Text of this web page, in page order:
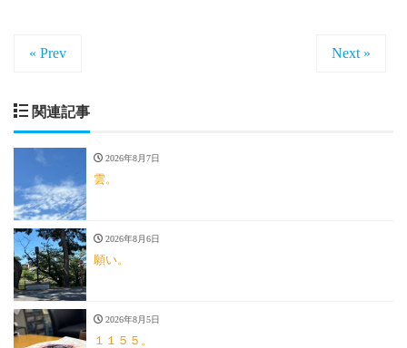
« Prev Next »
関連記事
2026年8月7日
雲。
2026年8月6日
願い。
2026年8月5日
１１５５。